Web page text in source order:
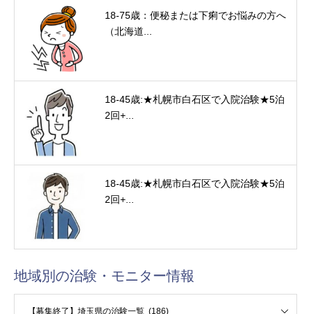
18-75歳：便秘または下痢でお悩みの方へ
（北海道...
18-45歳:★札幌市白石区で入院治験★5泊
2回+...
18-45歳:★札幌市白石区で入院治験★5泊
2回+...
地域別の治験・モニター情報